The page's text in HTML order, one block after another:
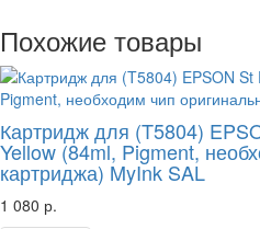
Похожие товары
Картридж для (T5804)
Yellow (84ml, Pigment,
картриджа) MyInk SAL
1 080 р.